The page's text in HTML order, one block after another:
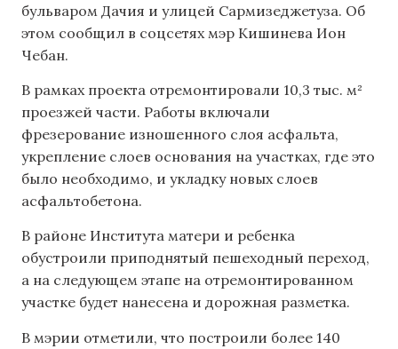
бульваром Дачия и улицей Сармизеджетуза. Об
этом сообщил в соцсетях мэр Кишинева Ион
Чебан.
В рамках проекта отремонтировали 10,3 тыс. м²
проезжей части. Работы включали
фрезерование изношенного слоя асфальта,
укрепление слоев основания на участках, где это
было необходимо, и укладку новых слоев
асфальтобетона.
В районе Института матери и ребенка
обустроили приподнятый пешеходный переход,
а на следующем этапе на отремонтированном
участке будет нанесена и дорожная разметка.
В мэрии отметили, что построили более 140